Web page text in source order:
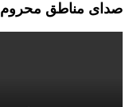
صدای مناطق محروم